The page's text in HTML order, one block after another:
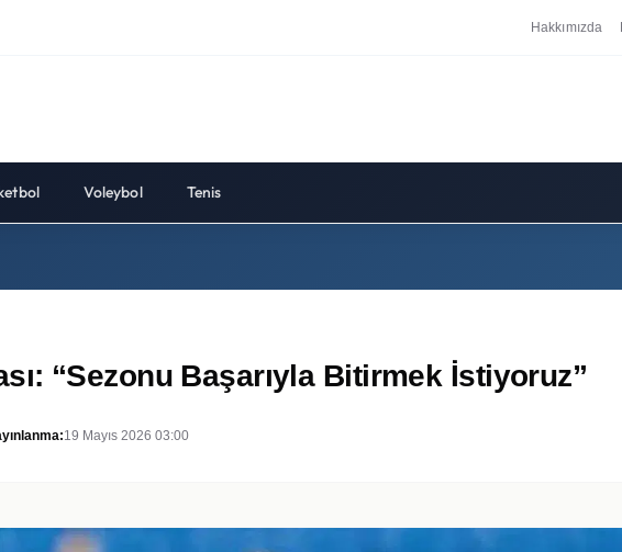
Hakkımızda
Voleybol Tenis
“Sezonu Başarıyla Bitirmek İstiyoruz”
19 Mayıs 2026 03:00